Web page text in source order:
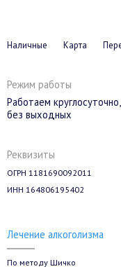
Наличные Карта
Режим работы
Работаем круглосуточно,
без выходных
Реквизиты
ОГРН 1181690092011
ИНН 164806195402
Лечение алкоголизма
По методу Шичко